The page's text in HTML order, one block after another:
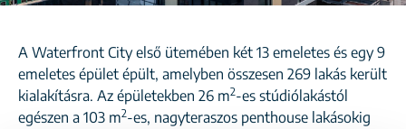
A Waterfront City első ütemében két 13 emeletes és egy 9
emeletes épület épült, amelyben összesen 269 lakás került
kialakításra. Az épületekben 26 m2-es stúdiólakástól
egészen a 103 m2-es, nagyteraszos penthouse lakásokig